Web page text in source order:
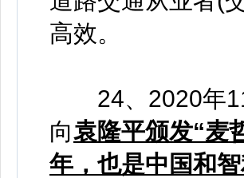
高效。
24、2020年11
向袁隆平颁发“麦
年，也是中国和